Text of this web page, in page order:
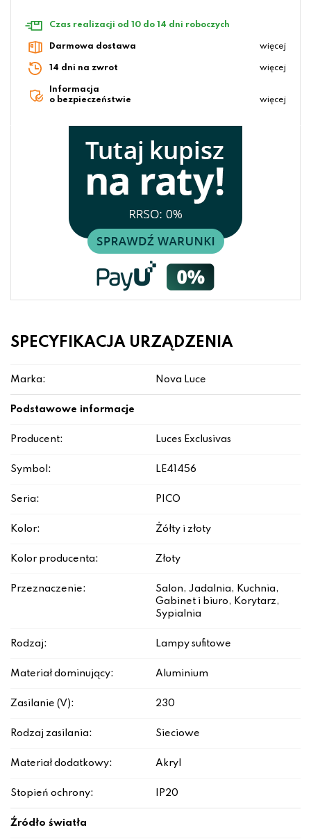
Czas realizacji od 10 do 14 dni roboczych
Darmowa dostawa więcej
14 dni na zwrot więcej
Informacja
o bezpieczeństwie
więcej
SPECYFIKACJA URZĄDZENIA
Marka: Nova Luce
Podstawowe informacje
Producent: Luces Exclusivas
Symbol: LE41456
Seria: PICO
Kolor: Żółty i złoty
Kolor producenta: Złoty
Przeznaczenie:
Salon, Jadalnia, Kuchnia,
Gabinet i biuro, Korytarz,
Sypialnia
Rodzaj: Lampy sufitowe
Materiał dominujący: Aluminium
Zasilanie (V): 230
Rodzaj zasilania: Sieciowe
Materiał dodatkowy: Akryl
Stopień ochrony: IP20
Źródło światła